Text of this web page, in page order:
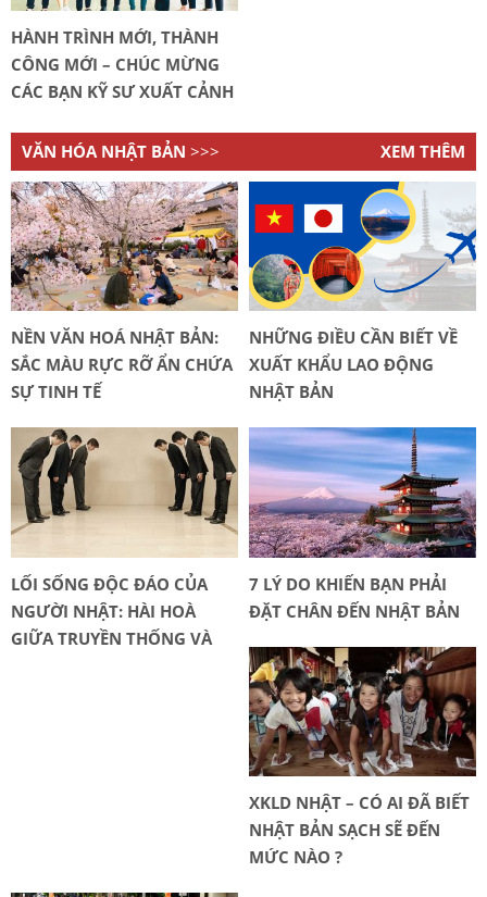
HÀNH TRÌNH MỚI, THÀNH
CÔNG MỚI – CHÚC MỪNG
CÁC BẠN KỸ SƯ XUẤT CẢNH
VĂN HÓA NHẬT BẢN >>> XEM THÊM
NỀN VĂN HOÁ NHẬT BẢN:
SẮC MÀU RỰC RỠ ẨN CHỨA
SỰ TINH TẾ
NHỮNG ĐIỀU CẦN BIẾT VỀ
XUẤT KHẨU LAO ĐỘNG
NHẬT BẢN
LỐI SỐNG ĐỘC ĐÁO CỦA
NGƯỜI NHẬT: HÀI HOÀ
GIỮA TRUYỀN THỐNG VÀ
7 LÝ DO KHIẾN BẠN PHẢI
ĐẶT CHÂN ĐẾN NHẬT BẢN
XKLD NHẬT – CÓ AI ĐÃ BIẾT
NHẬT BẢN SẠCH SẼ ĐẾN
MỨC NÀO ?